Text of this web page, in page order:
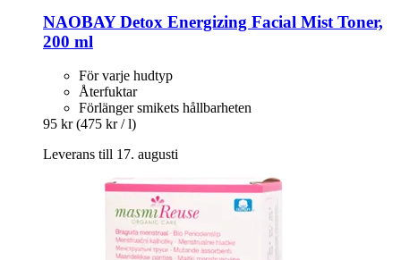
NAOBAYDetox Energizing Facial Mist Toner,
200 ml
För varje hudtyp
Återfuktar
Förlänger smikets hållbarheten
95 kr (475 kr / l)
Leverans till 17. augusti